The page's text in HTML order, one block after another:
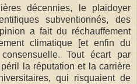
décennies, le plaidoyer
subventionnés, des
a fait du réchauffement
climatique [et enfin du
Tout écart par
la réputation et la carrière
qui risquaient de